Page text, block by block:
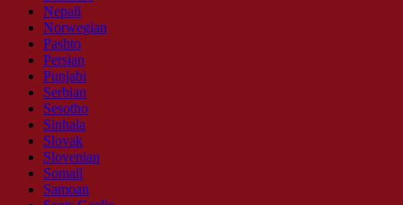
Nepali
Norwegian
Pashto
Persian
Punjabi
Serbian
Sesotho
Sinhala
Slovak
Slovenian
Somali
Samoan